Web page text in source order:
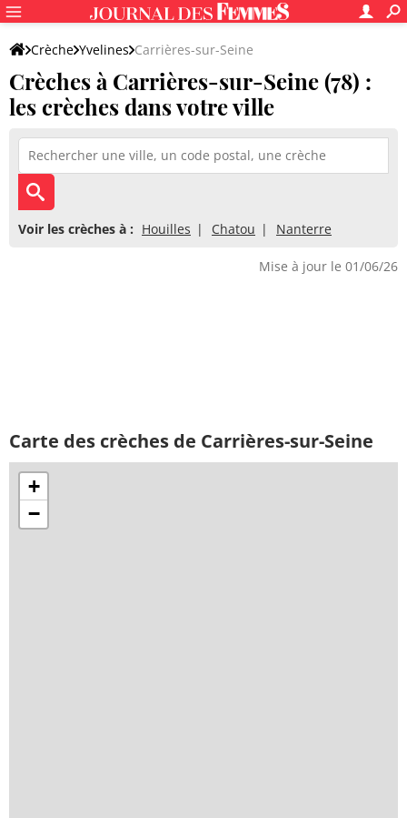
Crèche Yvelines Carrières-sur-Seine
Crèches à Carrières-sur-Seine (78) :
les crèches dans votre ville
Voir les crèches à : Houilles Chatou Nanterre
Mise à jour le 01/06/26
Carte des crèches de Carrières-sur-Seine
+
−